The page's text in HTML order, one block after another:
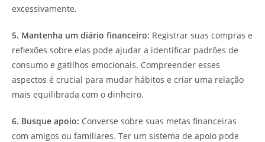
excessivamente.
5. Mantenha um diário financeiro: Registrar suas compras e
reflexões sobre elas pode ajudar a identificar padrões de
consumo e gatilhos emocionais. Compreender esses
aspectos é crucial para mudar hábitos e criar uma relação
mais equilibrada com o dinheiro.
6. Busque apoio: Converse sobre suas metas financeiras
com amigos ou familiares. Ter um sistema de apoio pode